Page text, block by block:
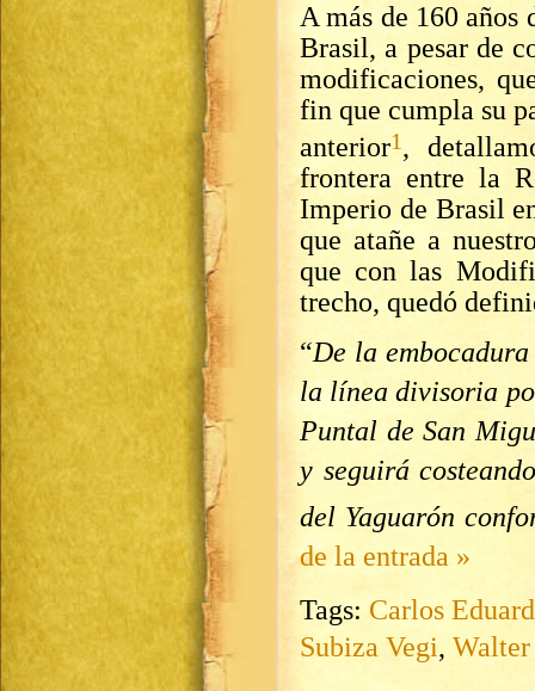
A más de 160
Brasil, a pesar de
modificaciones,
fin que cumpla su
anterior1,
frontera entre la
Imperio de Brasil
que atañe a
que con las
trecho, quedó
“De la
la línea divisoria
Puntal de San
y seguirá
del Yaguarón
de la entrada »
Tags: Carlos
Subiza Vegi,